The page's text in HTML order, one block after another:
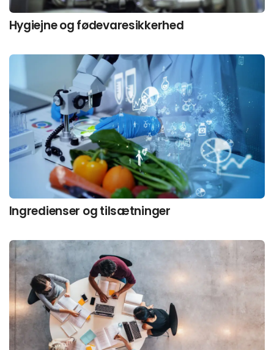
Hygiejne og fødevaresikkerhed
Ingredienser og tilsætninger